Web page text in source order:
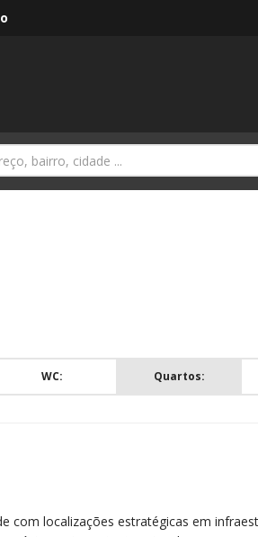
WC: Quartos:
com localizações estratégicas em